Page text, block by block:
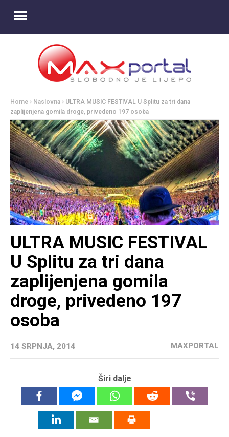
Home Naslovna
ULTRA MUSIC FESTIVAL U Splitu za tri dana
zaplijenjena gomila droge, privedeno 197 osoba
ULTRA MUSIC FESTIVAL
U Splitu za tri dana
zaplijenjena gomila
droge, privedeno 197
osoba
14 SRPNJA, 2014 MAXPORTAL
Širi dalje